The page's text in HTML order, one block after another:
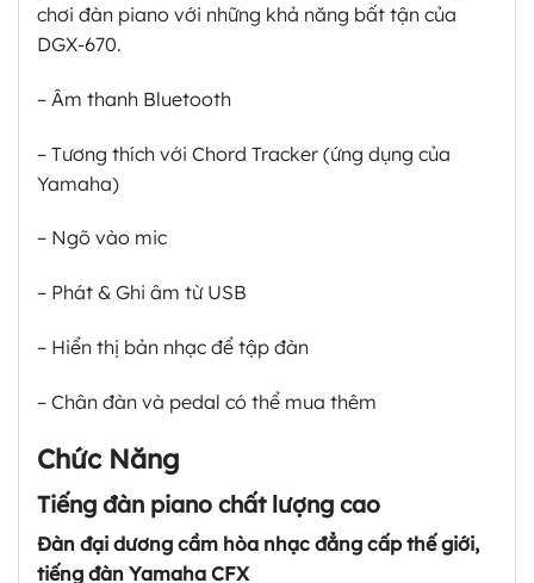
chơi đàn piano với những khả năng bất tận của
DGX-670.
– Âm thanh Bluetooth
– Tương thích với Chord Tracker (ứng dụng của
Yamaha)
– Ngõ vào mic
– Phát & Ghi âm từ USB
– Hiển thị bản nhạc để tập đàn
– Chân đàn và pedal có thể mua thêm
Chức Năng
Tiếng đàn piano chất lượng cao
Đàn đại dương cầm hòa nhạc đẳng cấp thế giới,
tiếng đàn Yamaha CFX